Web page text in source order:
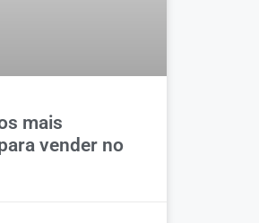
mais
vender no